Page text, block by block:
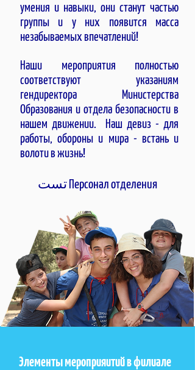
умения и навыки, они станут частью
группы и у них появится масса
незабываемых впечатлений!
Наши мероприятия полностью
соответствуют указаниям
гендиректора Министерства
Образования и отдела безопасности в
нашем движении. Наш девиз - для
работы, обороны и мира - встань и
волоти в жизнь!
Персонал отделения تست
Элементы мероприяитий в филиале